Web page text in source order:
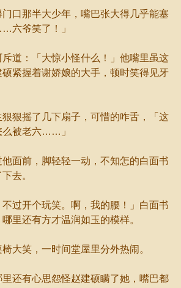
那半大少年，嘴巴张大得几乎能塞
六爷笑了！」
：「大惊小怪什么！」他嘴里虽这
紧握着谢娇娘的大手，顿时笑得见牙
摇了几下扇子，可惜的咋舌，「这
么被老六……」
前，脚轻轻一动，不知怎的白面书
去。
开个玩笑。啊，我的腰！」白面书
里还有方才温润如玉的模样。
笑，一时间堂屋里分外热闹。
有心思怨怪赵建硕瞒了她，嘴巴都